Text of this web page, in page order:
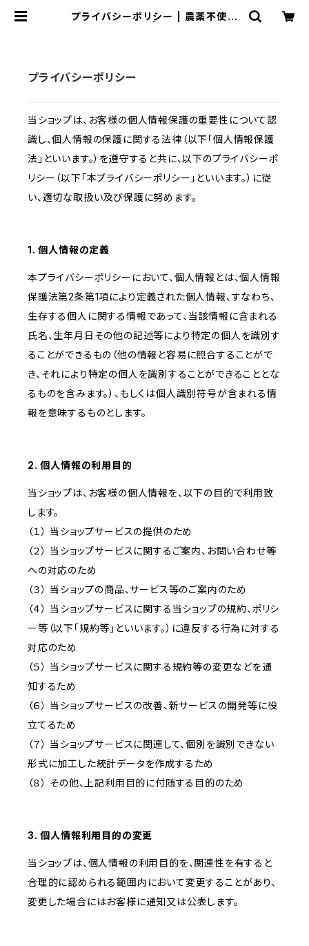
プライバシーポリシー | 農薬不使用
プライバシーポリシー
当ショップは、お客様の個人情報保護の重要性について認
識し、個人情報の保護に関する法律（以下「個人情報保護
法」といいます。）を遵守すると共に、以下のプライバシーポ
リシー（以下「本プライバシーポリシー」といいます。）に従
い、適切な取扱い及び保護に努めます。
1. 個人情報の定義
本プライバシーポリシーにおいて、個人情報とは、個人情報
保護法第2条第1項により定義された個人情報、すなわち、
生存する個人に関する情報であって、当該情報に含まれる
氏名、生年月日その他の記述等により特定の個人を識別す
ることができるもの（他の情報と容易に照合することがで
き、それにより特定の個人を識別することができることとな
るものを含みます。）、もしくは個人識別符号が含まれる情
報を意味するものとします。
2. 個人情報の利用目的
当ショップは、お客様の個人情報を、以下の目的で利用致
します。
（１） 当ショップサービスの提供のため
（２） 当ショップサービスに関するご案内、お問い合わせ等
への対応のため
（３） 当ショップの商品、サービス等のご案内のため
（４） 当ショップサービスに関する当ショップの規約、ポリシ
ー等（以下「規約等」といいます。）に違反する行為に対する
対応のため
（５） 当ショップサービスに関する規約等の変更などを通
知するため
（６） 当ショップサービスの改善、新サービスの開発等に役
立てるため
（７） 当ショップサービスに関連して、個別を識別できない
形式に加工した統計データを作成するため
（８） その他、上記利用目的に付随する目的のため
3. 個人情報利用目的の変更
当ショップは、個人情報の利用目的を、関連性を有すると
合理的に認められる範囲内において変更することがあり、
変更した場合にはお客様に通知又は公表します。